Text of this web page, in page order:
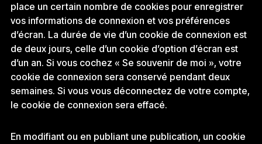
place un certain nombre de cookies pour enregistrer
vos informations de connexion et vos préférences
d’écran. La durée de vie d’un cookie de connexion est
de deux jours, celle d’un cookie d’option d’écran est
d’un an. Si vous cochez « Se souvenir de moi », votre
cookie de connexion sera conservé pendant deux
semaines. Si vous vous déconnectez de votre compte,
le cookie de connexion sera effacé.
En modifiant ou en publiant une publication, un cookie